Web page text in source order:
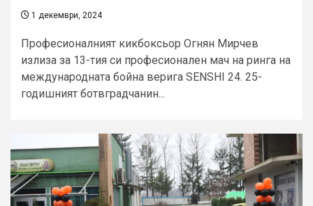
1 декември, 2024
Професионалният кикбоксьор Огнян Мирчев
излиза за 13-тия си професионален мач на ринга на
международната бойна верига SENSHI 24. 25-
годишният ботвградчанин...